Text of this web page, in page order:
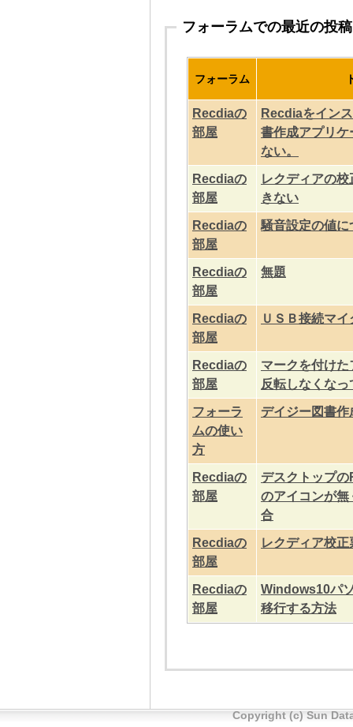
フォーラムでの最近の投稿
フォーラム
Recdiaの
部屋
Recdiaをイン
書作成アプリ
ない。
Recdiaの
部屋
レクディアの
きない
Recdiaの
部屋
騒音設定の値に
Recdiaの
部屋
無題
Recdiaの
部屋
ＵＳＢ接続マ
Recdiaの
部屋
マークを付け
反転しなくな
フォーラ
ムの使い
方
デイジー図書
Recdiaの
部屋
デスクトップ
のアイコンが
合
Recdiaの
部屋
レクディア校
Recdiaの
部屋
Windows10パ
移行する方法
Copyright (c) Sun